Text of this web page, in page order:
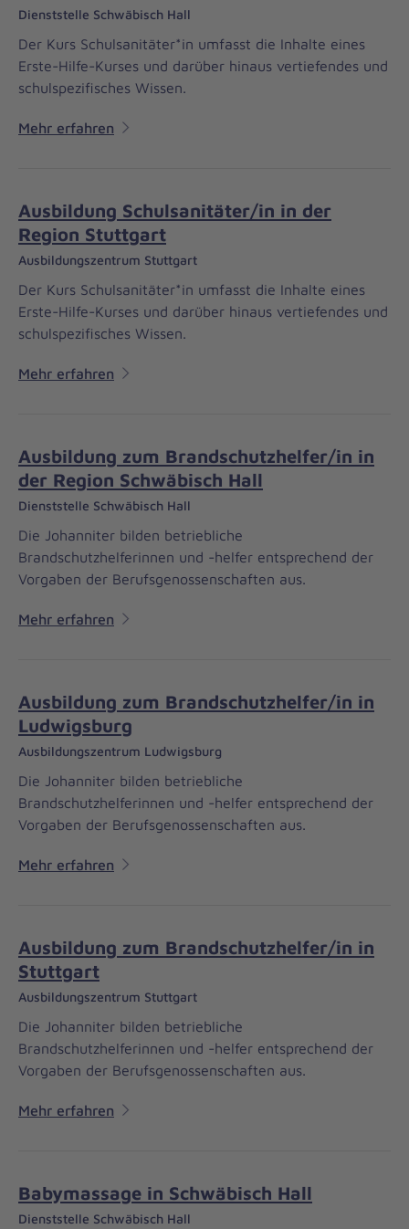
Dienststelle Schwäbisch Hall
Der Kurs Schulsanitäter*in umfasst die Inhalte eines
Erste-Hilfe-Kurses und darüber hinaus vertiefendes und
schulspezifisches Wissen.
Mehr erfahren
Ausbildung Schulsanitäter/in in der
Region Stuttgart
Ausbildungszentrum Stuttgart
Der Kurs Schulsanitäter*in umfasst die Inhalte eines
Erste-Hilfe-Kurses und darüber hinaus vertiefendes und
schulspezifisches Wissen.
Mehr erfahren
Ausbildung zum Brandschutzhelfer/in in
der Region Schwäbisch Hall
Dienststelle Schwäbisch Hall
Die Johanniter bilden betriebliche
Brandschutzhelferinnen und -helfer entsprechend der
Vorgaben der Berufsgenossenschaften aus.
Mehr erfahren
Ausbildung zum Brandschutzhelfer/in in
Ludwigsburg
Ausbildungszentrum Ludwigsburg
Die Johanniter bilden betriebliche
Brandschutzhelferinnen und -helfer entsprechend der
Vorgaben der Berufsgenossenschaften aus.
Mehr erfahren
Ausbildung zum Brandschutzhelfer/in in
Stuttgart
Ausbildungszentrum Stuttgart
Die Johanniter bilden betriebliche
Brandschutzhelferinnen und -helfer entsprechend der
Vorgaben der Berufsgenossenschaften aus.
Mehr erfahren
Babymassage in Schwäbisch Hall
Dienststelle Schwäbisch Hall